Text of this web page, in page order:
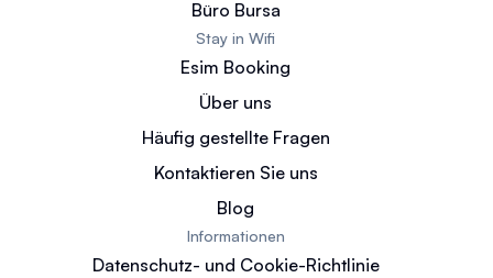
Büro Bursa
Stay in Wifi
Esim Booking
Über uns
Häufig gestellte Fragen
Kontaktieren Sie uns
Blog
Informationen
Datenschutz- und Cookie-Richtlinie